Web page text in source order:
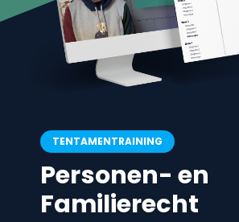
TENTAMENTRAINING
Personen- en
Familierecht